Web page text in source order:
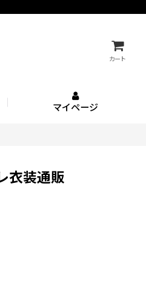
カート
マイページ
衣装通販